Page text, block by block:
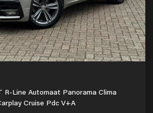
R-Line Automaat Panorama Clima
Cruise Pdc V+A